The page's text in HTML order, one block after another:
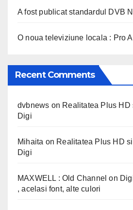
A fost publicat standardul DVB
O noua televiziune locala : Pro
Recent Comments
dvbnews on Realitatea Plus HD
Digi
Mihaita on Realitatea Plus HD
Digi
MAXWELL : Old Channel on
, acelasi font, alte culori